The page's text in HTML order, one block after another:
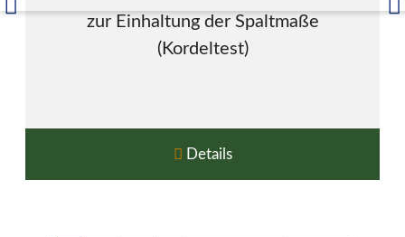
zur Einhaltung der Spaltmaße
(Kordeltest)
Details